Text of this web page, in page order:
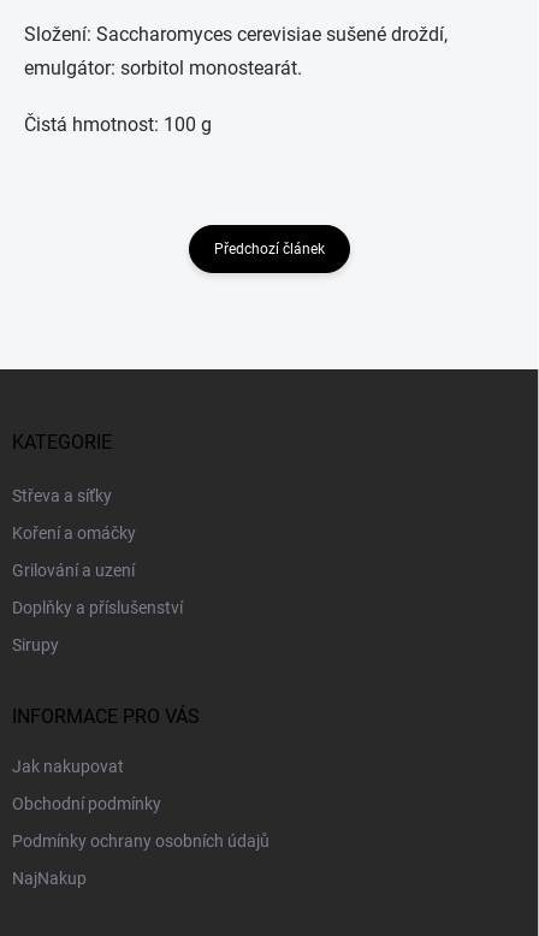
Složení: Saccharomyces cerevisiae sušené droždí,
emulgátor: sorbitol monostearát.
Čistá hmotnost: 100 g
Předchozí článek
KATEGORIE
Střeva a síťky
Koření a omáčky
Grilování a uzení
Doplňky a příslušenství
Sirupy
INFORMACE PRO VÁS
Jak nakupovat
Obchodní podmínky
Podmínky ochrany osobních údajů
NajNakup